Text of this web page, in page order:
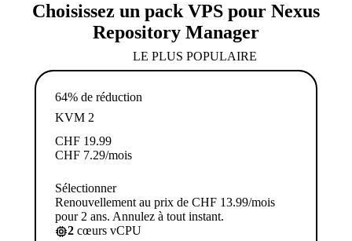
Choisissez un pack VPS pour Nexus
Repository Manager
LE PLUS POPULAIRE
64% de réduction
KVM 2
CHF 19.99
CHF 7.29/mois
Sélectionner
Renouvellement au prix de CHF 13.99/mois
pour 2 ans. Annulez à tout instant.
2 cœurs vCPU